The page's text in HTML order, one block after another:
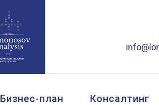
Бизнес-план Консалтинг